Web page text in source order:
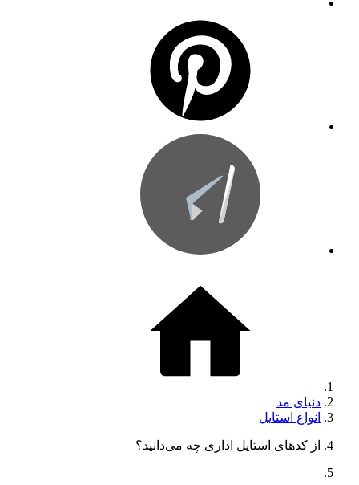
دنیای مد
انواع استایل
از کدهای استایل اداری چه می‌دانید؟